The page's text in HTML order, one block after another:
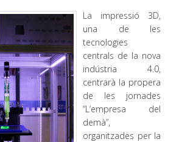
La impressió 3D,
una de les
tecnologies
centrals de la nova
indústria 4.0,
centrarà la propera
de les jornades
“L’empresa del
demà”,
organitzades per la